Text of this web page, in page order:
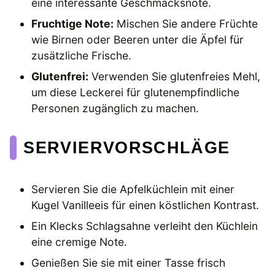
Fruchtige Note: Mischen Sie andere Früchte
wie Birnen oder Beeren unter die Äpfel für
zusätzliche Frische.
Glutenfrei: Verwenden Sie glutenfreies Mehl,
um diese Leckerei für glutenempfindliche
Personen zugänglich zu machen.
SERVIERVORSCHLÄGE
Servieren Sie die Apfelküchlein mit einer
Kugel Vanilleeis für einen köstlichen Kontrast.
Ein Klecks Schlagsahne verleiht den Küchlein
eine cremige Note.
Genießen Sie sie mit einer Tasse frisch